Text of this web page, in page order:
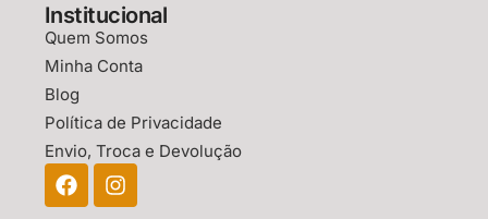
Institucional
Quem Somos
Minha Conta
Blog
Política de Privacidade
Envio, Troca e Devolução